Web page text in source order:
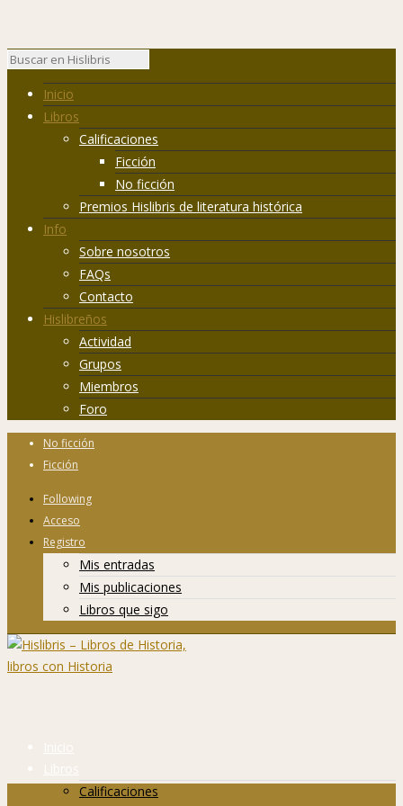
Inicio
Libros
Calificaciones
Ficción
No ficción
Premios Hislibris de literatura histórica
Info
Sobre nosotros
FAQs
Contacto
Hislibreños
Actividad
Grupos
Miembros
Foro
No ficción
Ficción
Following
Acceso
Registro
Mis entradas
Mis publicaciones
Libros que sigo
Inicio
Libros
Calificaciones